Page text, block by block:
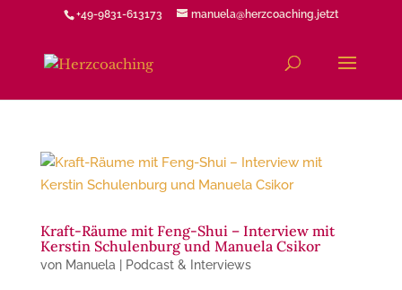
+49-9831-613173 manuela@herzcoaching.jetzt
Kraft-Räume mit Feng-Shui – Interview mit
Kerstin Schulenburg und Manuela Csikor
von Manuela Podcast & Interviews